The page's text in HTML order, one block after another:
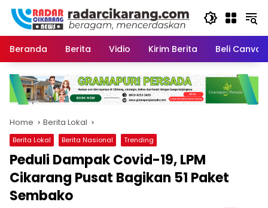
Skip
content
Beranda
Berita Vidio Kirim Berita Beli
Home Berita Lokal
Berita Lokal Berita Nasional Trending
Peduli Dampak Covid-19, LPM
Cikarang Pusat Bagikan 51 Paket
Sembako